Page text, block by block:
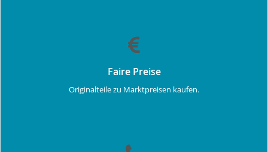
Faire Preise
Originalteile zu Marktpreisen kaufen.